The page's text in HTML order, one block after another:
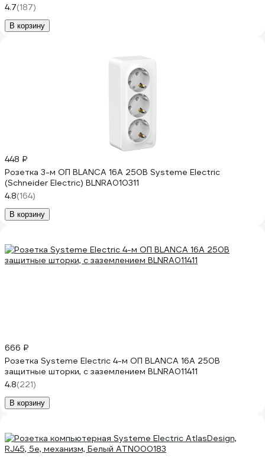
4.7(187)
В корзину
448 ₽
Розетка 3-м ОП BLANCA 16А 250В Systeme Electric
(Schneider Electric) BLNRA010311
4.8(164)
В корзину
666 ₽
Розетка Systeme Electric 4-м ОП BLANCA 16А 250В
защитные шторки, с заземлением BLNRA011411
4.8(221)
В корзину